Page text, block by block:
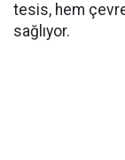
tesis, hem
sağlıyor.